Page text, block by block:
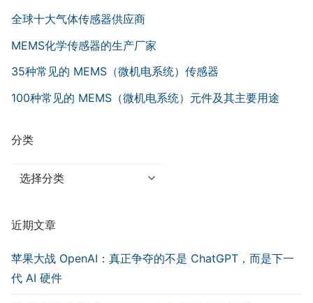
全球十大气体传感器供应商
MEMS化学传感器的生产厂家
35种常见的 MEMS（微机电系统）传感器
100种常见的 MEMS（微机电系统）元件及其主要用途
分类
分
近期文章
苹果大战 OpenAI：真正争夺的不是 ChatGPT，而是下一
代 AI 硬件